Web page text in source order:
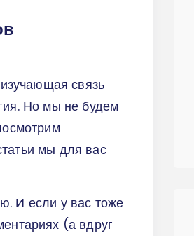
связь
Но мы не будем
мы для вас
И если у вас тоже
(а вдруг